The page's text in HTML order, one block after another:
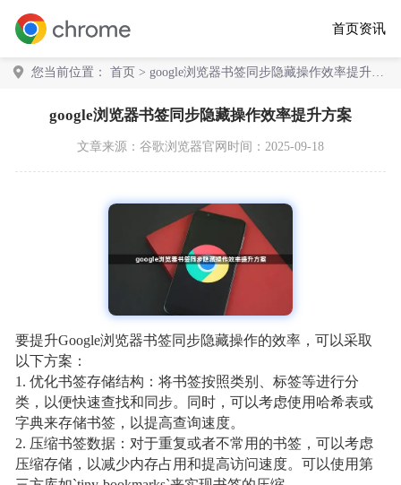
首页资讯
您当前位置： 首页 > google浏览器书签同步隐藏操作效率提升方
google浏览器书签同步隐藏操作效率提升方案
文章来源： 谷歌浏览器官网 时间：2025-09-18
要提升Google浏览器书签同步隐藏操作的效率，可以采取
以下方案：
1. 优化书签存储结构：将书签按照类别、标签等进行分
类，以便快速查找和同步。同时，可以考虑使用哈希表或
字典来存储书签，以提高查询速度。
2. 压缩书签数据：对于重复或者不常用的书签，可以考虑
压缩存储，以减少内存占用和提高访问速度。可以使用第